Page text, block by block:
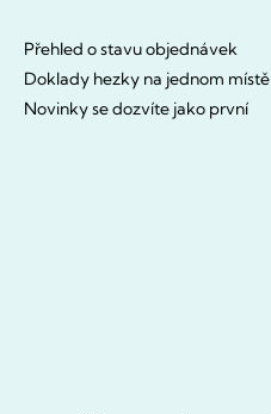
Přehled o stavu objednávek
Doklady hezky na jednom místě
Novinky se dozvíte jako první